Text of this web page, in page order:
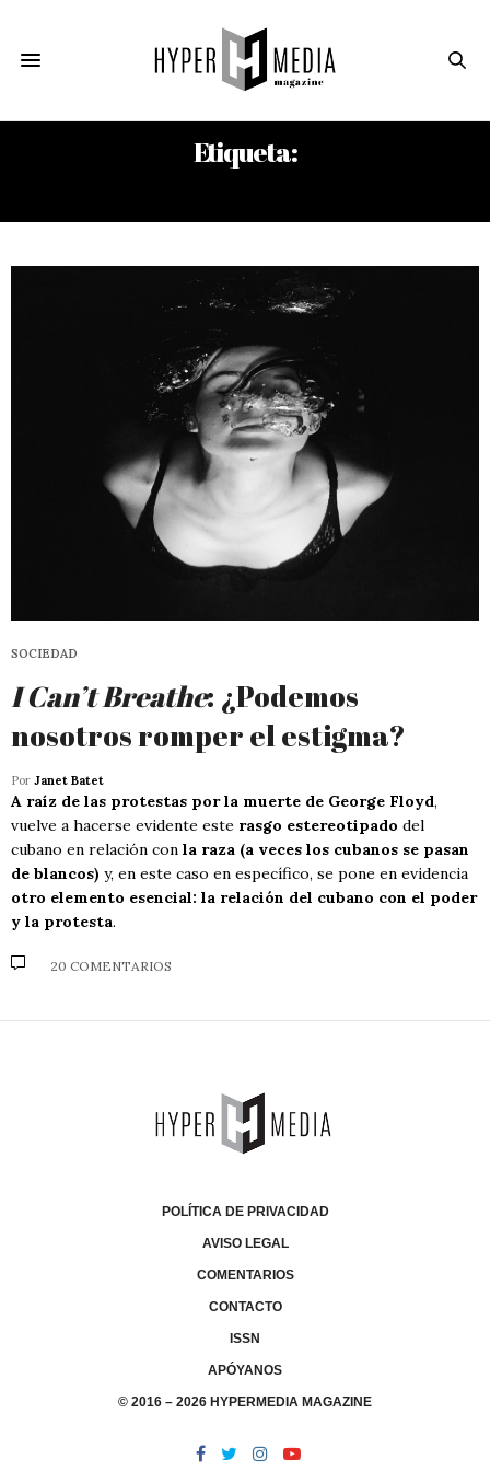
Etiqueta:
SOCIEDAD
I Can’t Breathe: ¿Podemos
nosotros romper el estigma?
Por Janet Batet
A raíz de las protestas por la muerte de George Floyd,
vuelve a hacerse evidente este rasgo estereotipado del
cubano en relación con la raza (a veces los cubanos se pasan
de blancos) y, en este caso en específico, se pone en evidencia
otro elemento esencial: la relación del cubano con el poder
y la protesta.
20 COMENTARIOS
POLÍTICA DE PRIVACIDAD
AVISO LEGAL
COMENTARIOS
CONTACTO
ISSN
APÓYANOS
© 2016 – 2026 HYPERMEDIA MAGAZINE